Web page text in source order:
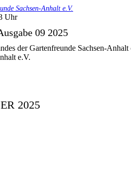
Sachsen-Anhalt e.V.
Uhr
09 2025
der Gartenfreunde Sachsen-
e.V.
2025